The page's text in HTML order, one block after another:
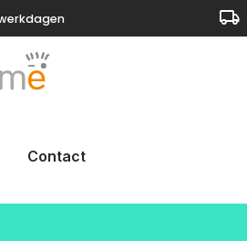
local_shipping
Contact